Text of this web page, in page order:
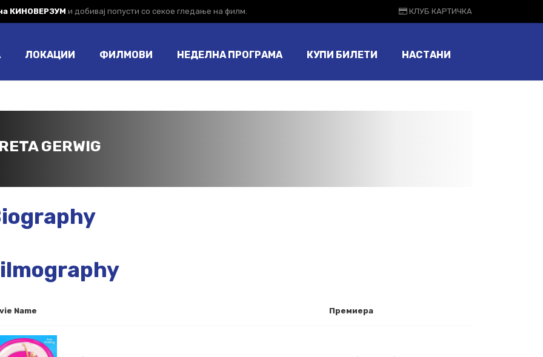
КИНОВЕРЗУМ и добивај попусти со секое гледање на филм. КЛУБ КАРТИЧКА
ЛОКАЦИИ ФИЛМОВИ НЕДЕЛНА ПРОГРАМА КУПИ БИЛЕТИ НАСТАНИ
GERWIG
Name Премиера